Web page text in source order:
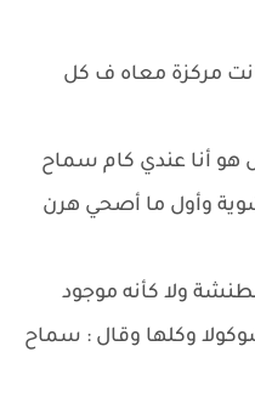
مركزة معاه ف كل
هو أنا عندي كام سماح
وأول ما أصحي هرن
ولا كأنه موجود
وكلها وقال : سماح